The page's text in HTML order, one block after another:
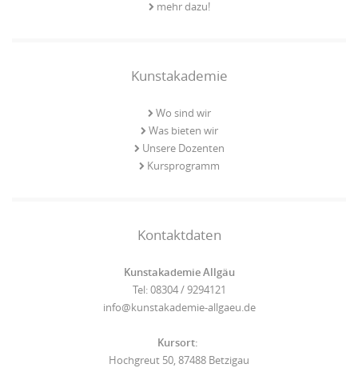
mehr dazu!
Kunstakademie
Wo sind wir
Was bieten wir
Unsere Dozenten
Kursprogramm
Kontaktdaten
Kunstakademie Allgäu
Tel: 08304 / 9294121
info@kunstakademie-allgaeu.de
Kursort:
Hochgreut 50, 87488 Betzigau